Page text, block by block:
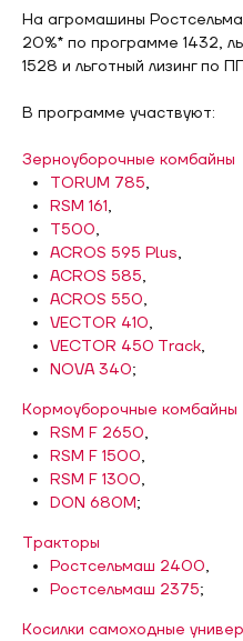
На агромашины
20%* по программе 1432,
1528 и льготный лизинг по
В программе участвуют:
Зерноуборочные комбайны
TORUM 785,
RSM 161,
T500,
ACROS 595 Plus,
ACROS 585,
ACROS 550,
VECTOR 410,
VECTOR 450 Track,
NOVA 340;
Кормоуборочные комбайны
RSM F 2650,
RSM F 1500,
RSM F 1300,
DON 680M;
Тракторы
Ростсельмаш 2400,
Ростсельмаш 2375;
Косилки самоходные